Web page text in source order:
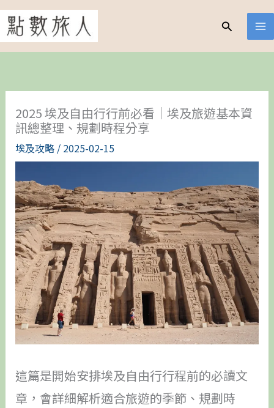
跳
至
主
搜
2025 埃及自由行行前必看｜埃及旅遊基本資
訊總整理、規劃時程分享
埃及攻略/ 2025-02-15
這篇是開始安排埃及自由行行程前的必讀文
章，會詳細解析適合旅遊的季節、規劃時